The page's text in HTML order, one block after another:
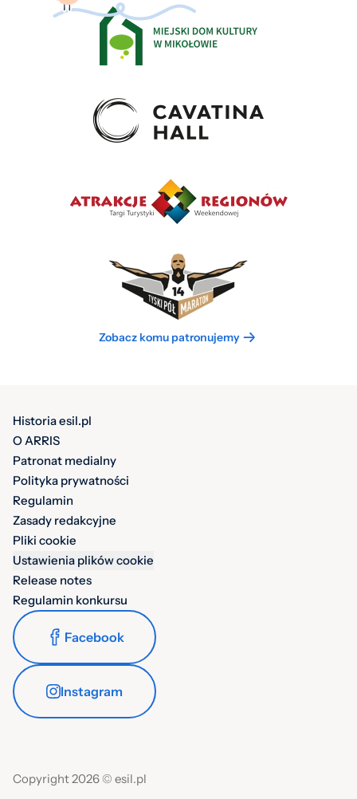
Zobacz komu patronujemy
Historia esil.pl
O ARRIS
Patronat medialny
Polityka prywatności
Regulamin
Zasady redakcyjne
Pliki cookie
Ustawienia plików cookie
Release notes
Regulamin konkursu
Facebook
Instagram
Copyright 2026 © esil.pl